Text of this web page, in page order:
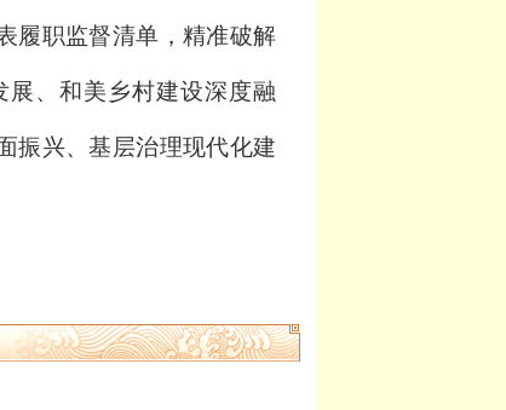
履职监督清单，精准破解
、和美乡村建设深度融
振兴、基层治理现代化建